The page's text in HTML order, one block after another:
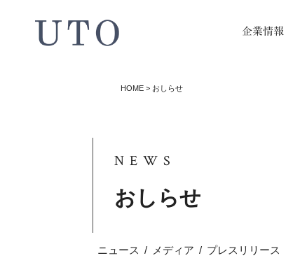
企業情報
HOME > おしらせ
NEWS
おしらせ
ニュース / メディア / プレスリリース